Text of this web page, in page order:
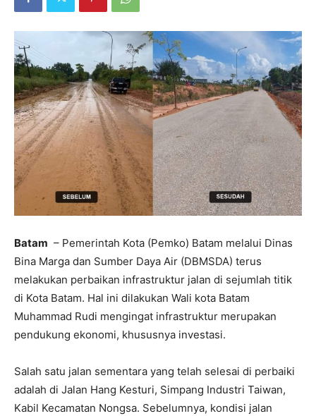
Batam – Pemerintah Kota (Pemko) Batam melalui Dinas
Bina Marga dan Sumber Daya Air (DBMSDA) terus
melakukan perbaikan infrastruktur jalan di sejumlah titik
di Kota Batam. Hal ini dilakukan Wali kota Batam
Muhammad Rudi mengingat infrastruktur merupakan
pendukung ekonomi, khususnya investasi.
Salah satu jalan sementara yang telah selesai di perbaiki
adalah di Jalan Hang Kesturi, Simpang Industri Taiwan,
Kabil Kecamatan Nongsa. Sebelumnya, kondisi jalan